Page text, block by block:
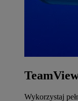
Wykorzystaj